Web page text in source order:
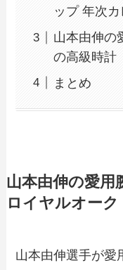
ップ 年次
山本由伸の
の高級時計
まとめ
山本由伸の愛
ロイヤルオー
山本由伸選手が愛